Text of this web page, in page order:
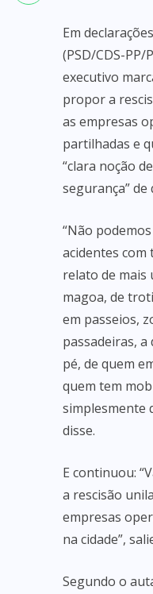
Em
(PSD/CDS-
executivo
propor a
as empresas
partilhadas e
“clara noção
segurança” de
“Não
acidentes com
relato de mais
magoa, de
em passeios,
passadeiras, a
pé, de quem
quem tem
simplesmente
disse.
E continuou:
a rescisão
empresas
na cidade”,
Segundo o